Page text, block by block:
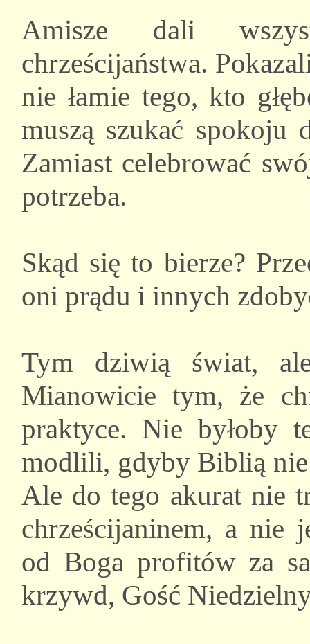
Amisze dali
chrześcijaństwa.
nie łamie tego, kto
muszą szukać
Zamiast celebrować
potrzeba.
Skąd się to bierze?
oni prądu i innych
Tym dziwią świat,
Mianowicie tym, że
praktyce. Nie byłoby
modlili, gdyby Biblią
Ale do tego akurat nie
chrześcijaninem, a nie
od Boga profitów za
krzywd, Gość